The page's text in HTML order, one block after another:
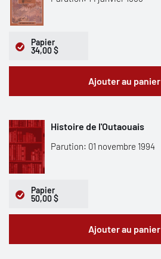
Papier
34,00 $
Ajouter au panier
Histoire de l'Outaouais
Parution: 01 novembre 1994
Papier
50,00 $
Ajouter au panier